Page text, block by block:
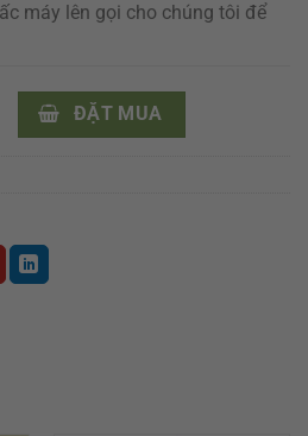
máy lên gọi cho chúng tôi để
ĐẶT MUA